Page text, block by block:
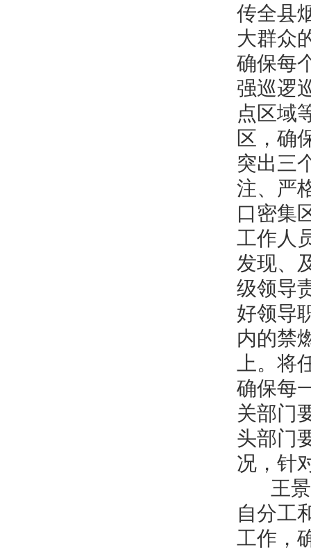
传全县
大群众
确保每
强巡逻
点区域
区，确
突出三
注、严
口密集
工作人
发现、
级领导
好领导
内的禁
上。
确保每
关部门
头部门
况，针
王景
自分工
工作，